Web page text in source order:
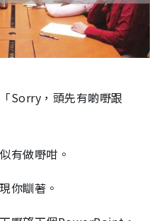
Sorry，頭先有啲嘢跟
有做嘢咁。
你瞓著。